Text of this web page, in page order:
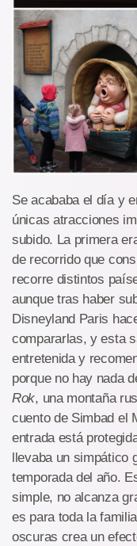
Se acababa el día y
únicas atracciones
subido. La primera
de recorrido que
recorre distintos
aunque tras haber
Disneyland Paris
compararlas, y esta
entretenida y
porque no hay nada
Rok, una montaña
cuento de Simbad el
entrada está
llevaba un simpático
temporada del año.
simple, no alcanza
es para toda la
oscuras crea un